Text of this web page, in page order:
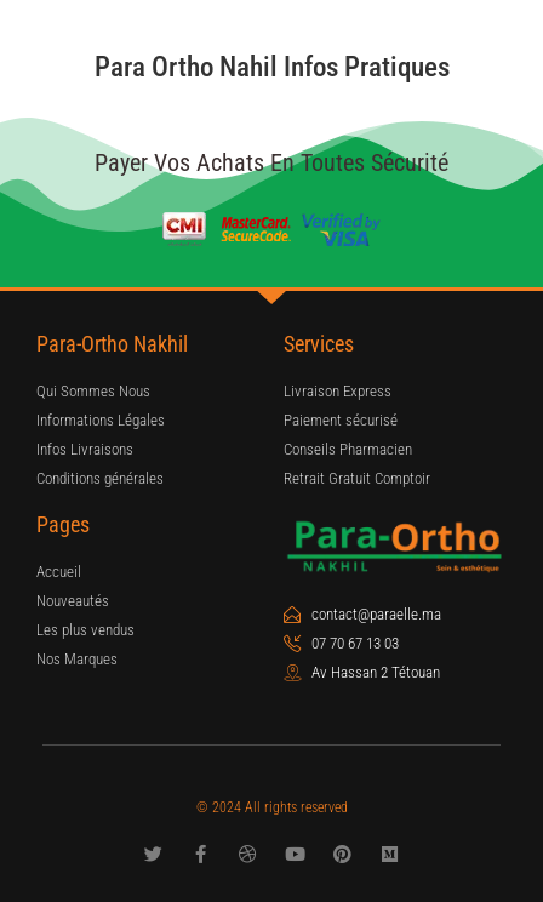
Para Ortho Nahil Infos Pratiques
Payer Vos Achats En Toutes Sécurité
Para-Ortho Nakhil
Qui Sommes Nous
Informations Légales
Infos Livraisons
Conditions générales
Services
Livraison Express
Paiement sécurisé
Conseils Pharmacien
Retrait Gratuit Comptoir
Pages
Accueil
Nouveautés
Les plus vendus
Nos Marques
contact@paraelle.ma
07 70 67 13 03
Av Hassan 2 Tétouan
© 2024 All rights reserved